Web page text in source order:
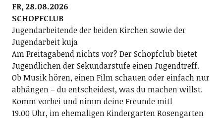
FR, 28.08.2026
SCHOPFCLUB
Jugendarbeitende der beiden Kirchen sowie der
Jugendarbeit kuja
Am Freitagabend nichts vor? Der Schopfclub bietet
Jugendlichen der Sekundarstufe einen Jugendtreff.
Ob Musik hören, einen Film schauen oder einfach nur
abhängen – du entscheidest, was du machen willst.
Komm vorbei und nimm deine Freunde mit!
19.00 Uhr, im ehemaligen Kindergarten Rosengarten